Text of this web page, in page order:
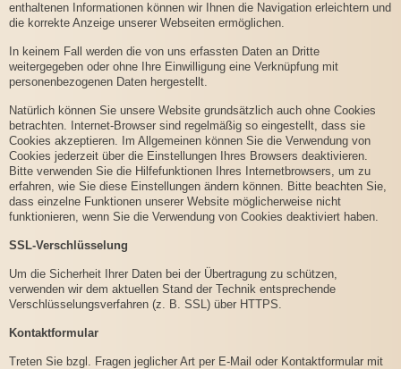
enthaltenen Informationen können wir Ihnen die Navigation erleichtern und
die korrekte Anzeige unserer Webseiten ermöglichen.
In keinem Fall werden die von uns erfassten Daten an Dritte
weitergegeben oder ohne Ihre Einwilligung eine Verknüpfung mit
personenbezogenen Daten hergestellt.
Natürlich können Sie unsere Website grundsätzlich auch ohne Cookies
betrachten. Internet-Browser sind regelmäßig so eingestellt, dass sie
Cookies akzeptieren. Im Allgemeinen können Sie die Verwendung von
Cookies jederzeit über die Einstellungen Ihres Browsers deaktivieren.
Bitte verwenden Sie die Hilfefunktionen Ihres Internetbrowsers, um zu
erfahren, wie Sie diese Einstellungen ändern können. Bitte beachten Sie,
dass einzelne Funktionen unserer Website möglicherweise nicht
funktionieren, wenn Sie die Verwendung von Cookies deaktiviert haben.
SSL-Verschlüsselung
Um die Sicherheit Ihrer Daten bei der Übertragung zu schützen,
verwenden wir dem aktuellen Stand der Technik entsprechende
Verschlüsselungsverfahren (z. B. SSL) über HTTPS.
Kontaktformular
Treten Sie bzgl. Fragen jeglicher Art per E-Mail oder Kontaktformular mit